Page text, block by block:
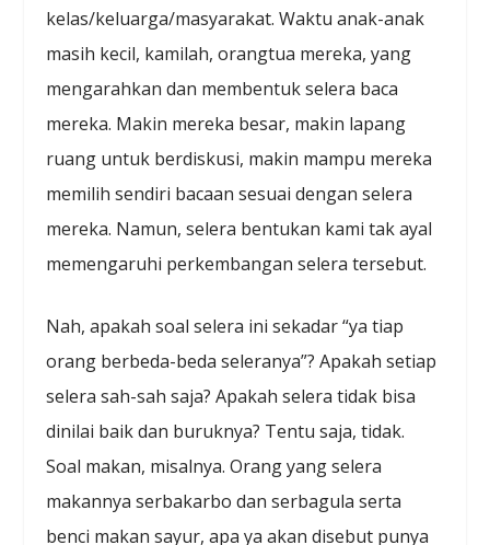
kelas/keluarga/masyarakat. Waktu anak-anak
masih kecil, kamilah, orangtua mereka, yang
mengarahkan dan membentuk selera baca
mereka. Makin mereka besar, makin lapang
ruang untuk berdiskusi, makin mampu mereka
memilih sendiri bacaan sesuai dengan selera
mereka. Namun, selera bentukan kami tak ayal
memengaruhi perkembangan selera tersebut.
Nah, apakah soal selera ini sekadar “ya tiap
orang berbeda-beda seleranya”? Apakah setiap
selera sah-sah saja? Apakah selera tidak bisa
dinilai baik dan buruknya? Tentu saja, tidak.
Soal makan, misalnya. Orang yang selera
makannya serbakarbo dan serbagula serta
benci makan sayur, apa ya akan disebut punya